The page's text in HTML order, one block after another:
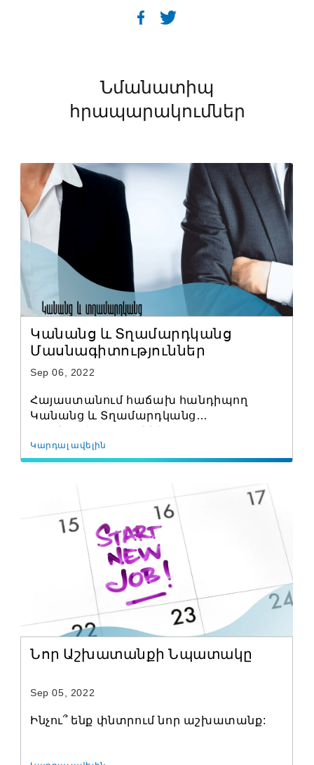
Նմանատիպ
հրապարակումներ
Կանանց և Տղամարդկանց
Մասնագիտություններ
Sep 06, 2022
Հայաստանում հաճախ հանդիպող
Կանանց և Տղամարդկանց
Կարդալ ավելին
Նոր Աշխատանքի Նպատակը
Sep 05, 2022
Ինչու՞ ենք փնտրում նոր աշխատանք: